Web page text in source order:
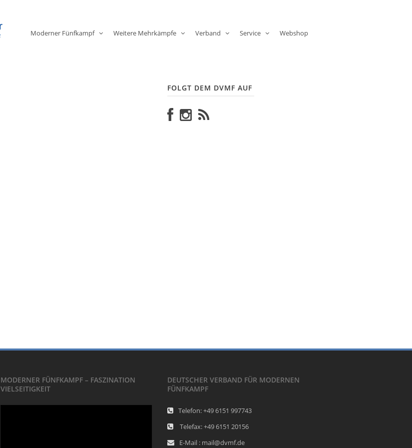
Moderner Fünfkampf Weitere Mehrkämpfe Verband Service Webshop
FOLGT DEM DVMF AUF
MODERNER FÜNFKAMPF – FASZINATION
VIELSEITIGKEIT
DEUTSCHER VERBAND FÜR MODERNEN
FÜNFKAMPF
Telefon: +49 6151 997743
Telefax: +49 6151 20156
E-Mail : mail@dvmf.de